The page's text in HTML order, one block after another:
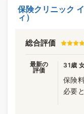
保険クリニック
ィ）
総合評価
最新の
評価
31歳
保険
必要